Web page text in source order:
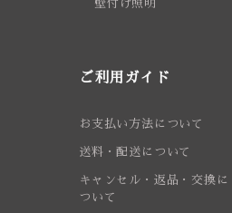
壁付け照明
ご利用ガイド
お支払い方法について
送料・配送について
キャンセル・返品・交換に
ついて